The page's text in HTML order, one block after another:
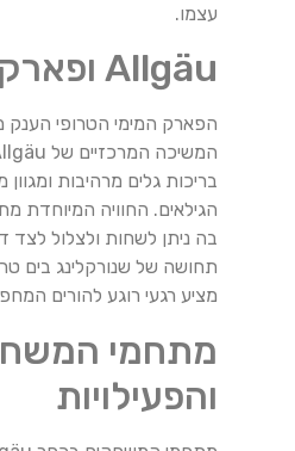
עצמו.
Allgäu ופארק המים הענק
הפארק המימי הטרופי
בריכות גלים מרהיבות
הגילאים. החוויה המיוחדת
בה ניתן לשחות ולצלול לצד
תחושה של שנורקלינג בים
מציע רגעי רוגע להורים
מתחמי
והפעילויות